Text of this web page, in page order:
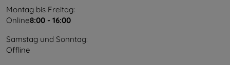
Montag bis Freitag:
Online8:00 - 16:00
Samstag und Sonntag:
Offline